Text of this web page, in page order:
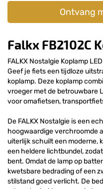
Ontvang
Falkx FB2102C
FALKX Nostalgie Koplamp LED
Geef je fiets een tijdloze
koplamp. Deze koplamp
vroeger met de betrouwbare
voor omafietsen,
De FALKX Nostalgie is een
hoogwaardige verchroomde
uiterlijk schuilt een moderne,
een heldere lichtbundel,
bent. Omdat de lamp op
kwetsbare bedrading of een
stilstand goed verlicht. De